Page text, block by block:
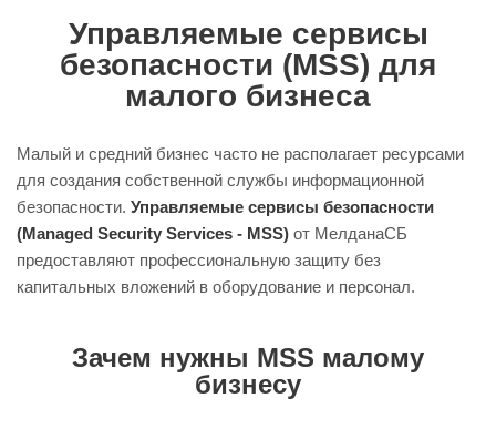
Управляемые сервисы
безопасности (MSS) для
малого бизнеса
Малый и средний бизнес часто не располагает ресурсами
для создания собственной службы информационной
безопасности. Управляемые сервисы безопасности
(Managed Security Services - MSS) от МелданаСБ
предоставляют профессиональную защиту без
капитальных вложений в оборудование и персонал.
Зачем нужны MSS малому
бизнесу